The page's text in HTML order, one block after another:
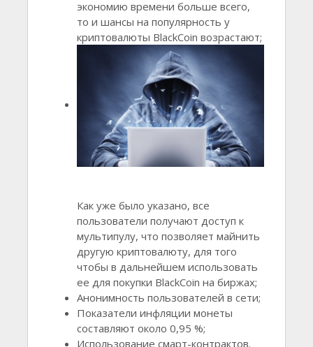
экономию времени больше всего,
то и шансы на популярность у
криптовалюты BlackCoin возрастают;
Как уже было указано, все
пользователи получают доступ к
мультипулу, что позволяет майнить
другую криптовалюту, для того
чтобы в дальнейшем использовать
ее для покупки BlackCoin на биржах;
Анонимность пользователей в сети;
Показатели инфляции монеты
составляют около 0,95 %;
Использование смарт-контрактов.